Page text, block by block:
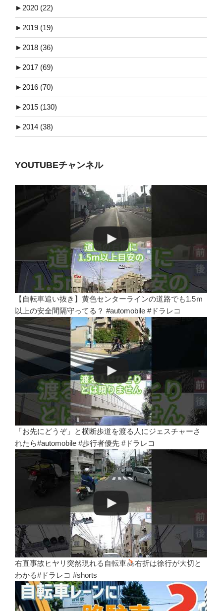
► 2020 (22)
► 2019 (19)
► 2018 (36)
► 2017 (69)
► 2016 (70)
► 2015 (130)
► 2014 (38)
YOUTUBEチャンネル
【自転車追い抜き】黄色センターラインの道路でも1.5ｍ
以上の安全間隔守ってる？ #automobile #ドラレコ
「お先にどうぞ」と横断歩道を渡る人にジェスチャーさ
れたら#automobile #歩行者優先 #ドラレコ
右直事故ヒヤリ突然現れる自転車
右折は徐行が大切と
わかる#ドラレコ #shorts